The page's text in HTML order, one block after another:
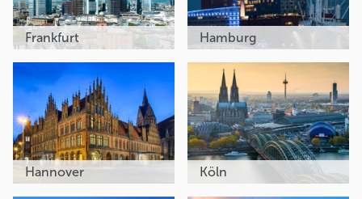
Frankfurt Hamburg
Hannover Köln